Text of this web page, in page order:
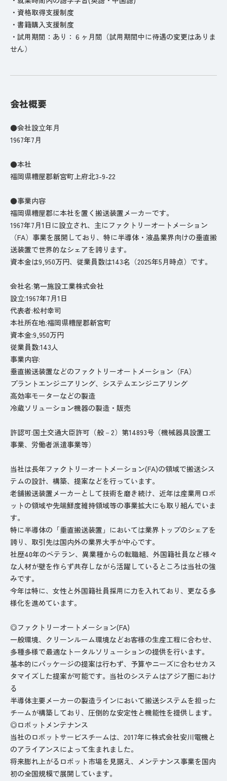
・資格取得支援制度
・書籍購入支援制度
・試用期間：あり：６ヶ月間（試用期間中に待遇の変更はありま
せん）
会社概要
●会社設立年月
1967年7月
●本社
福岡県糟屋郡新宮町上府北3-9-22
●事業内容
福岡県糟屋郡に本社を置く搬送装置メーカーです。
1967年7月1日に設立され、主にファクトリーオートメーション
（FA）事業を展開しており、特に半導体・液晶業界向けの垂直搬
送装置で世界的なシェアを誇ります。
資本金は9,950万円、従業員数は143名（2025年5月時点）です。
会社名:第一施設工業株式会社
設立:1967年7月1日
代表者:松村幸司
本社所在地:福岡県糟屋郡新宮町
資本金:9,950万円
従業員数:143人
事業内容:
垂直搬送装置などのファクトリーオートメーション（FA）
プラントエンジニアリング、システムエンジニアリング
高効率モーターなどの製造
冷蔵ソリューション機器の製造・販売
許認可:国土交通大臣許可（般－2）第14893号（機械器具設置工
事業、労働者派遣事業等）
当社は長年ファクトリーオートメーション(FA)の領域で搬送シス
テムの設計、構築、提案などを行っています。
老舗搬送装置メーカーとして技術を磨き続け、近年は産業用ロボ
ットの領域や先端鮮度維持領域等の事業拡大にも取り組んでいま
す。
特に半導体の「垂直搬送装置」においては業界トップのシェアを
誇り、取引先は国内外の業界大手が中心です。
社歴40年のベテラン、異業種からの転職組、外国籍社員など様々
な人材が壁を作らず共存しながら活躍しているところは当社の強
みです。
今年は特に、女性と外国籍社員採用に力を入れており、更なる多
様化を進めています。
◎ファクトリーオートメーション(FA)
一般環境、クリーンルーム環境などお客様の生産工程に合わせ、
多種多様で最適なトータルソリューションの提供を行います。
基本的にパッケージの提案は行わず、予算やニーズに合わせカス
タマイズした提案が可能です。当社のシステムはアジア圏におけ
る
半導体主要メーカーの製造ラインにおいて搬送システムを担った
チームが構築しており、圧倒的な安定性と機能性を提供します。
◎ロボットメンテナンス
当社のロボットサービスチームは、2017年に株式会社安川電機と
のアライアンスによって生まれました。
将来膨れ上がるロボット市場を見据え、メンテナンス事業を国内
初の全国規模で展開しています。